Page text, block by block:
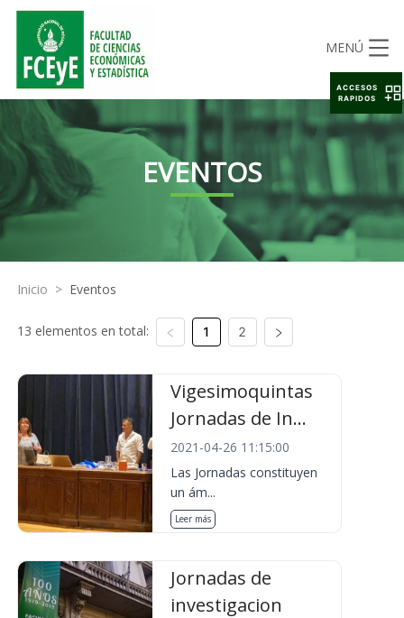
MENÚ
EVENTOS
Inicio > Eventos
13 elementos en total: 1 2
Vigesimoquintas
Jornadas de In...
2021-04-26 11:15:00
Las Jornadas constituyen
un ám...
Leer más
Jornadas de
investigacion
ACCESOS
RAPIDOS